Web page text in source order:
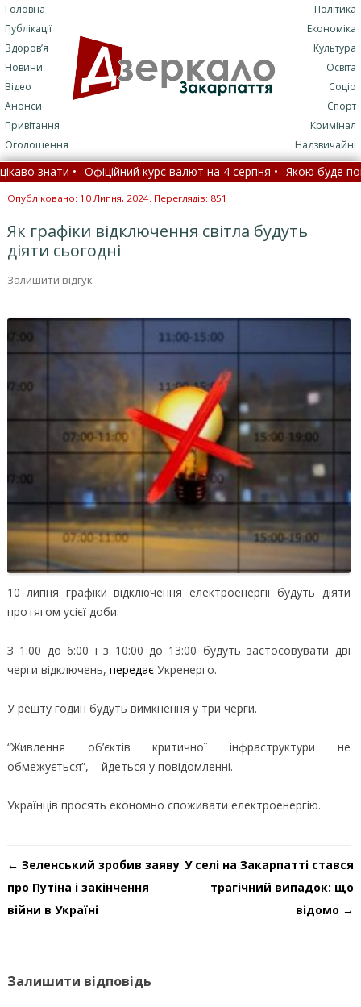
Головна
Публікації
Здоров’я
Новини
Відео
Анонси
Привітання
Оголошення
Політика
Економіка
Культура
Освіта
Соціо
Спорт
Кримінал
Надзвичайні
знати • Офіційний курс валют на 4 серпня • Якою буде погода
типів, є прильоти: як ППО відбила нічний удар РФ • Ще одна
Опубліковано: 10 Липня, 2024. Переглядів: 851
Як графіки відключення світла будуть
діяти сьогодні
Залишити відгук
10 липня графіки відключення електроенергії будуть діяти
протягом усієї доби.
З 1:00 до 6:00 і з 10:00 до 13:00 будуть застосовувати дві
черги відключень, передаєУкренерго.
У решту годин будуть вимкнення у три черги.
“Живлення об’єктів критичної інфраструктури не
обмежується”, – йдеться у повідомленні.
Українців просять економно споживати електроенергію.
Навігація по запису
← Зеленський зробив заяву
про Путіна і закінчення
війни в Україні
У селі на Закарпатті стався
трагічний випадок: що
відомо →
Залишити відповідь